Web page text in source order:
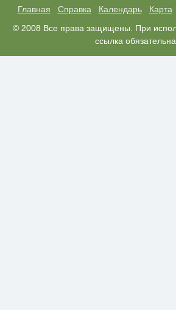
Главная Справка Календарь Карта
© 2008 Все права защищены. При
ссылка обязательна.
Ролик из Омска: вы будете
смеяться долго